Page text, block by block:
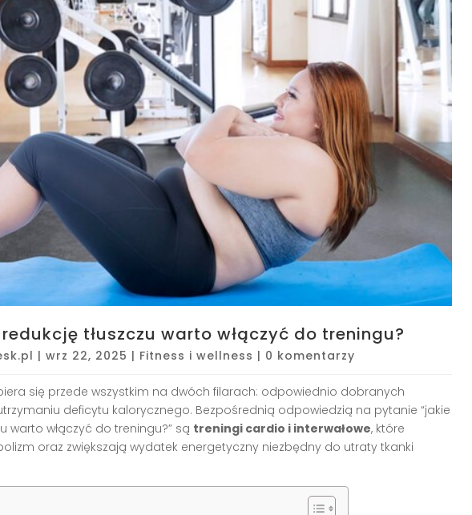
tłuszczu warto włączyć do treningu?
| wrz 22, 2025 | Fitness i wellness | 0 komentarzy
się przede wszystkim na dwóch filarach: odpowiednio dobranych
deficytu kalorycznego. Bezpośrednią odpowiedzią na pytanie “jakie
warto włączyć do treningu?” są treningi cardio i interwałowe, które
oraz zwiększają wydatek energetyczny niezbędny do utraty tkanki